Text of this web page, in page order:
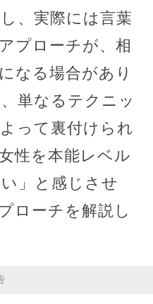
、実際には言葉
プローチが、相
なる場合があり
単なるテクニッ
って裏付けられ
性を本能レベル
」と感じさせ
ローチを解説し